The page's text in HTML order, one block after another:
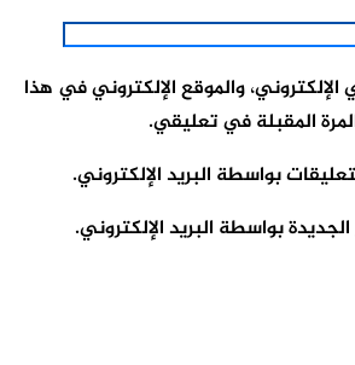
والموقع الإلكتروني في هذا
المقبلة في تعليقي.
بواسطة البريد الإلكتروني.
بواسطة البريد الإلكتروني.